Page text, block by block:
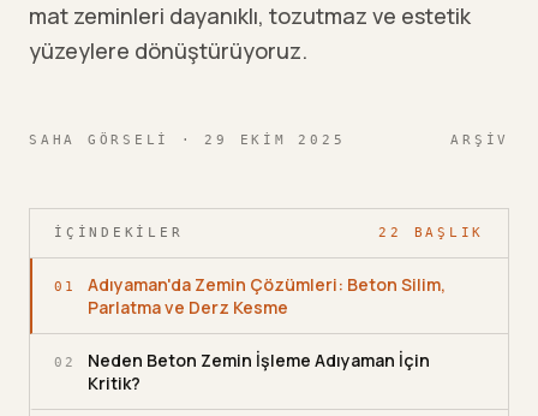
mat zeminleri dayanıklı, tozutmaz ve estetik
yüzeylere dönüştürüyoruz.
SAHA GÖRSELI · 29 EKIM 2025 ARŞIV
İÇINDEKILER 22 BAŞLIK
01
Adıyaman'da Zemin Çözümleri: Beton Silim,
Parlatma ve Derz Kesme
02
Neden Beton Zemin İşleme Adıyaman İçin
Kritik?